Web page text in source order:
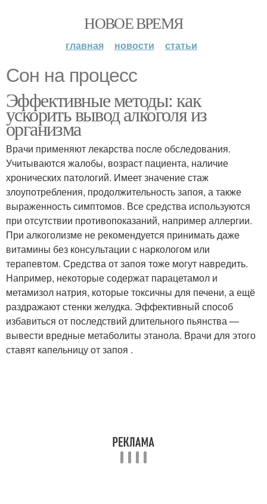
НОВОЕ ВРЕМЯ
главная новости статьи
Сон на процесс
Эффективные методы: как
ускорить вывод алкоголя из
организма
Врачи применяют лекарства после обследования.
Учитываются жалобы, возраст пациента, наличие
хронических патологий. Имеет значение стаж
злоупотребления, продолжительность запоя, а также
выраженность симптомов. Все средства используются
при отсутствии противопоказаний, например аллергии.
При алкоголизме не рекомендуется принимать даже
витамины без консультации с наркологом или
терапевтом. Средства от запоя тоже могут навредить.
Например, некоторые содержат парацетамол и
метамизол натрия, которые токсичны для печени, а ещё
раздражают стенки желудка. Эффективный способ
избавиться от последствий длительного пьянства —
вывести вредные метаболиты этанола. Врачи для этого
ставят капельницу от запоя .